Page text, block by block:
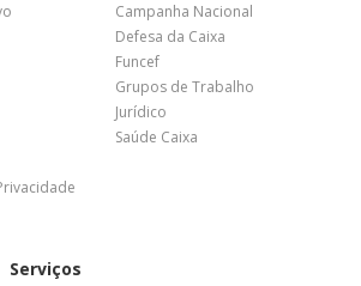
Campanha Nacional
Defesa da Caixa
Funcef
Grupos de Trabalho
Jurídico
Saúde Caixa
Serviços